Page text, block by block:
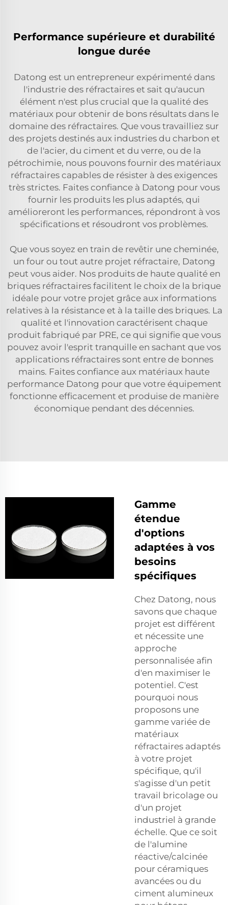
Performance supérieure et durabilité
longue durée
Datong est un entrepreneur expérimenté dans
l'industrie des réfractaires et sait qu'aucun
élément n'est plus crucial que la qualité des
matériaux pour obtenir de bons résultats dans le
domaine des réfractaires. Que vous travailliez sur
des projets destinés aux industries du charbon et
de l'acier, du ciment et du verre, ou de la
pétrochimie, nous pouvons fournir des matériaux
réfractaires capables de résister à des exigences
très strictes. Faites confiance à Datong pour vous
fournir les produits les plus adaptés, qui
amélioreront les performances, répondront à vos
spécifications et résoudront vos problèmes.
Que vous soyez en train de revêtir une cheminée,
un four ou tout autre projet réfractaire, Datong
peut vous aider. Nos produits de haute qualité en
briques réfractaires facilitent le choix de la brique
idéale pour votre projet grâce aux informations
relatives à la résistance et à la taille des briques. La
qualité et l'innovation caractérisent chaque
produit fabriqué par PRE, ce qui signifie que vous
pouvez avoir l'esprit tranquille en sachant que vos
applications réfractaires sont entre de bonnes
mains. Faites confiance aux matériaux haute
performance Datong pour que votre équipement
fonctionne efficacement et produise de manière
économique pendant des décennies.
Gamme
étendue
d'options
adaptées à vos
besoins
spécifiques
Chez Datong, nous
savons que chaque
projet est différent
et nécessite une
approche
personnalisée afin
d'en maximiser le
potentiel. C'est
pourquoi nous
proposons une
gamme variée de
matériaux
réfractaires adaptés
à votre projet
spécifique, qu'il
s'agisse d'un petit
travail bricolage ou
d'un projet
industriel à grande
échelle. Que ce soit
de l'alumine
réactive/calcinée
pour céramiques
avancées ou du
ciment alumineux